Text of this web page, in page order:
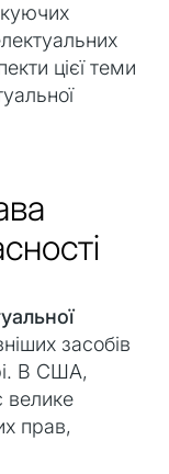
цієї теми
засобів
В США,
велике
прав,